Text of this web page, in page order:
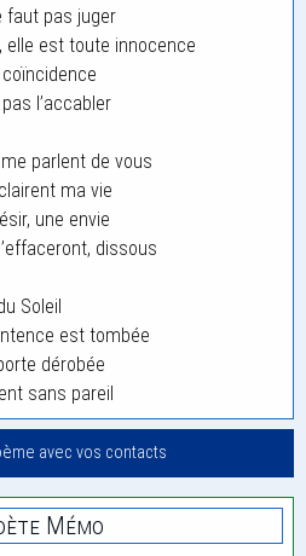
faut pas juger
elle est toute innocence
l’accabler
parlent de vous
ma vie
une envie
dissous
Soleil
est tombée
dérobée
sans pareil
avec vos contacts
Mémo